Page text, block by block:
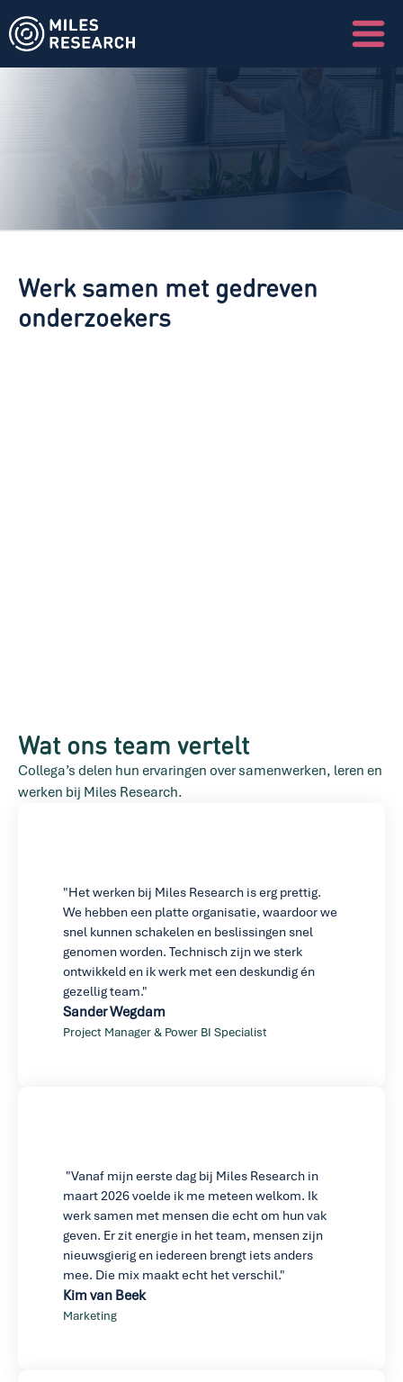
e enbij
Werk samen met gedreven
onderzoekers
Wat ons team vertelt
Collega’s delen hun ervaringen over samenwerken, leren en
werken bij Miles Research.
"Het werken bij Miles Research is erg prettig.
We hebben een platte organisatie, waardoor we
snel kunnen schakelen en beslissingen snel
genomen worden. Technisch zijn we sterk
ontwikkeld en ik werk met een deskundig én
gezellig team."
Sander Wegdam
Project Manager & Power BI Specialist
maart 2026 voelde ik me meteen welkom. Ik
werk samen met mensen die echt om hun vak
geven. Er zit energie in het team, mensen zijn
nieuwsgierig en iedereen brengt iets anders
mee. Die mix maakt echt het verschil."
Kim van Beek
Marketing